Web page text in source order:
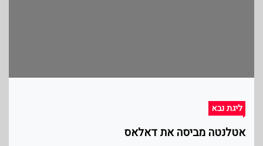
ליגת נבא
אטלנטה מביסה את דאלאס